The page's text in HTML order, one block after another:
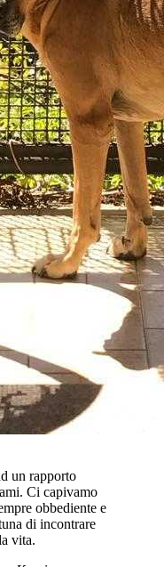
un rapporto
Ci capivamo
obbediente e
di incontrare
vita.